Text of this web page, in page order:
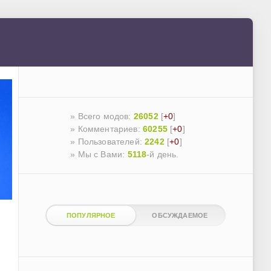
» Всего модов: 26052[+0]
» Комментариев: 60255[+0]
» Пользователей:2242[+0]
» Мы с Вами: 5118-й день.
ПОПУЛЯРНОЕ ОБСУЖДАЕМОЕ